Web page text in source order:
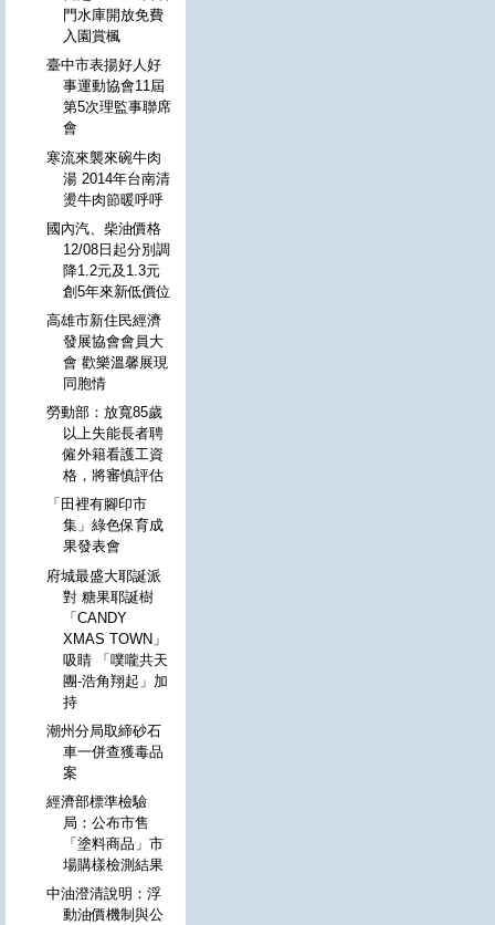
門水庫開放免費
入園賞楓
臺中市表揚好人好
事運動協會11屆
第5次理監事聯席
會
寒流來襲來碗牛肉
湯 2014年台南清
燙牛肉節暖呼呼
國內汽、柴油價格
12/08日起分別調
降1.2元及1.3元
創5年來新低價位
高雄市新住民經濟
發展協會會員大
會 歡樂溫馨展現
同胞情
勞動部：放寬85歲
以上失能長者聘
僱外籍看護工資
格，將審慎評估
「田裡有腳印市
集」綠色保育成
果發表會
府城最盛大耶誕派
對 糖果耶誕樹
「CANDY
XMAS TOWN」
吸睛 「噗嚨共天
團-浩角翔起」加
持
潮州分局取締砂石
車一併查獲毒品
案
經濟部標準檢驗
局：公布市售
「塗料商品」市
場購樣檢測結果
中油澄清說明：浮
動油價機制與公